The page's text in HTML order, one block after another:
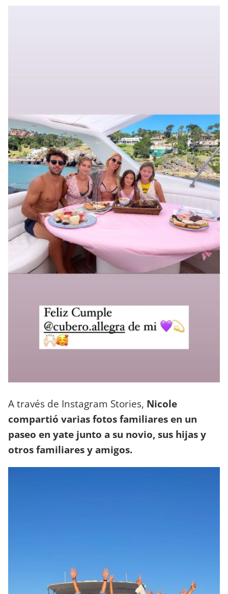
A través de Instagram Stories, Nicole
compartió varias fotos familiares en un
paseo en yate junto a su novio, sus hijas y
otros familiares y amigos.